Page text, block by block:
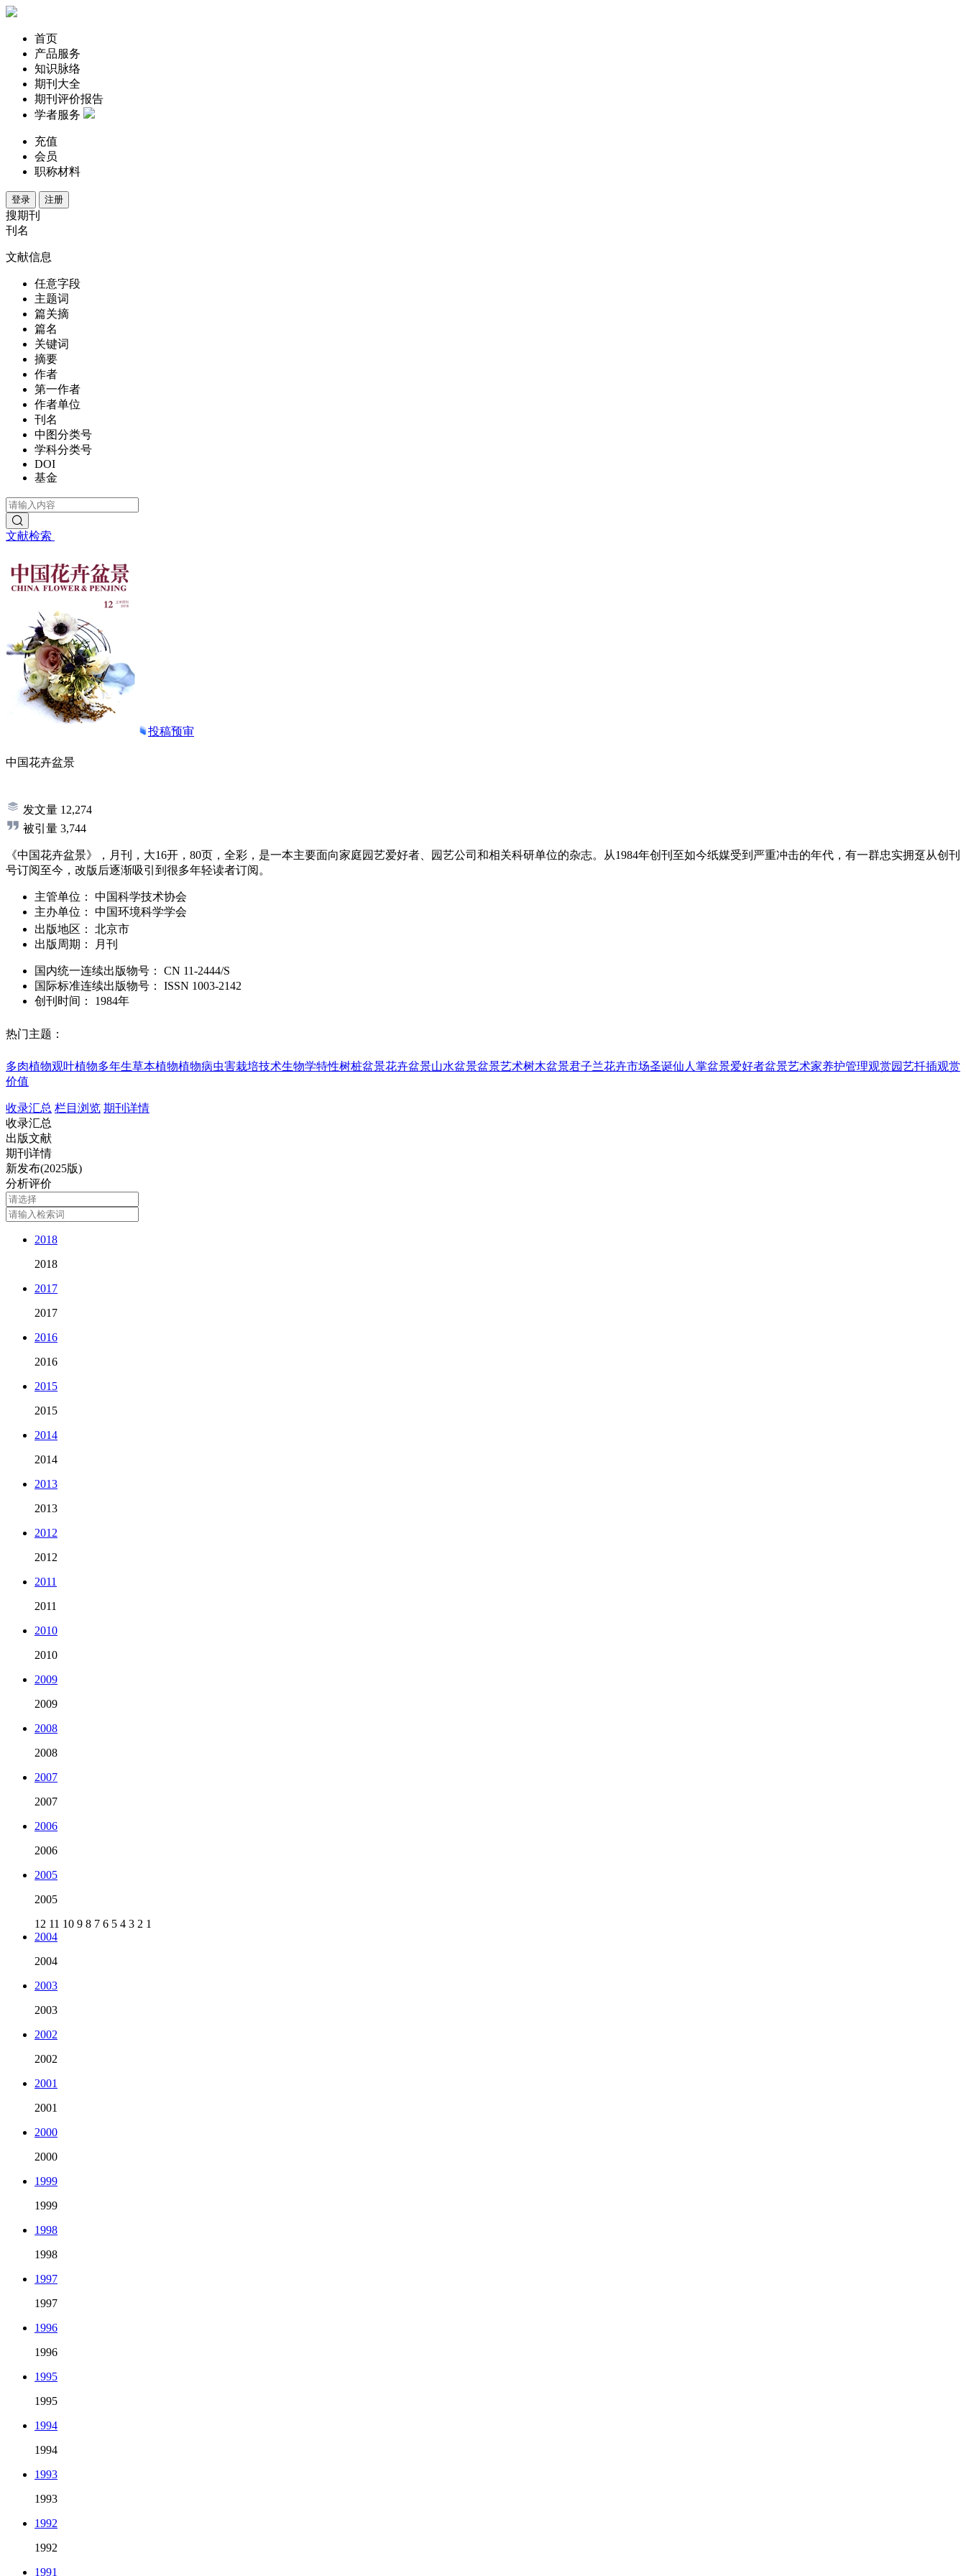
首页
产品服务
知识脉络
期刊大全
期刊评价报告
学者服务
充值
会员
职称材料
登录 注册
搜期刊
刊名
文献信息
任意字段
主题词
篇关摘
篇名
关键词
摘要
作者
第一作者
作者单位
刊名
中图分类号
学科分类号
DOI
基金
文献检索
投稿预审
中国花卉盆景
发文量 12,274
被引量 3,744
《中国花卉盆景》，月刊，大16开，80页，全彩，是一本主要面向家庭园艺爱好者、园艺公司和相关科研单位的杂志。从1984年创刊至如今纸媒受到严重冲击的年代，有一群忠实拥趸从创刊
号订阅至今，改版后逐渐吸引到很多年轻读者订阅。
主管单位：
中国科学技术协会
主办单位：
中国环境科学学会
出版地区：
北京市
出版周期：
月刊
国内统一连续出版物号： CN 11-2444/S
国际标准连续出版物号 ： ISSN 1003-2142
创刊时间：
1984年
热门主题：
多肉植物观叶植物多年生草本植物植物病虫害栽培技术生物学特性树桩盆景花卉盆景山水盆景盆景艺术树木盆景君子兰花卉市场圣诞仙人掌盆景爱好者盆景艺术家养护管理观赏园艺扦插观赏
价值
收录汇总 栏目浏览 期刊详情
收录汇总
出版文献
期刊详情
新发布(2025版)
分析评价
2018
2018
2017
2017
2016
2016
2015
2015
2014
2014
2013
2013
2012
2012
2011
2011
2010
2010
2009
2009
2008
2008
2007
2007
2006
2006
2005
2005
12 11 10 9 8 7 6 5 4 3 2 1
2004
2004
2003
2003
2002
2002
2001
2001
2000
2000
1999
1999
1998
1998
1997
1997
1996
1996
1995
1995
1994
1994
1993
1993
1992
1992
1991